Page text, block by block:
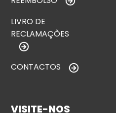
LIVRO DE
RECLAMAÇÕES
CONTACTOS
VISITE-NOS